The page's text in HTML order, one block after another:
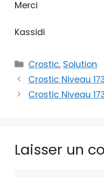
Merci
Kassidi
Catégories
Crostic, Solution
Crostic Niveau
Crostic Niveau
Laisser un